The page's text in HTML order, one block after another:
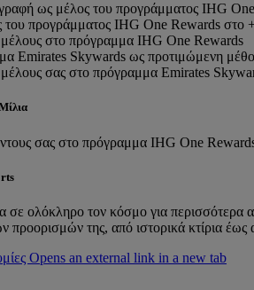
ως μέλος του προγράμματος IHG
του προγράμματος IHG One Rewards στο
στο πρόγραμμα IHG One Rewards
Emirates Skywards ως προτιμώμενη
σας στο πρόγραμμα Emirates
σας στο πρόγραμμα IHG One
ολόκληρο τον κόσμο για περισσότερα
προορισμών της, από ιστορικά κτίρια έως
Opens an external link in a new tab